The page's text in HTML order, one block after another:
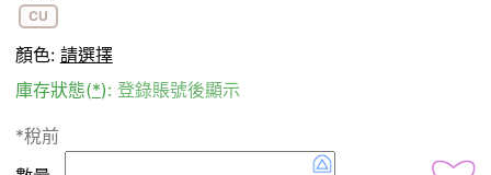
CU
顏色: 請選擇
庫存狀態(*): 登錄賬號後顯示
*稅前